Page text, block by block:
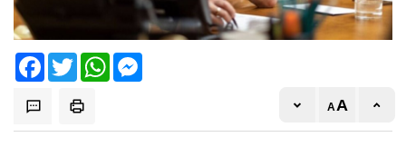
FacebookTwitter WhatsApp